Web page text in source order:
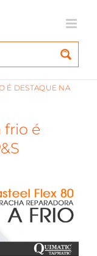
frio é
É DESTAQUE NA